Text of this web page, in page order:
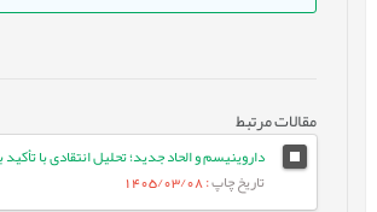
مقالات مرتبط
تاریخ چاپ: 1405/03/08